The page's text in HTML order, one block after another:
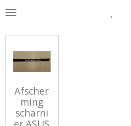
Ga
naar
hoofdinhoud
.
Afscher
ming
scharni